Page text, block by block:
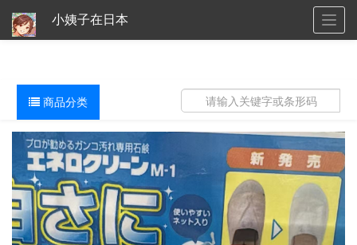
小姨子在日本
商品分类